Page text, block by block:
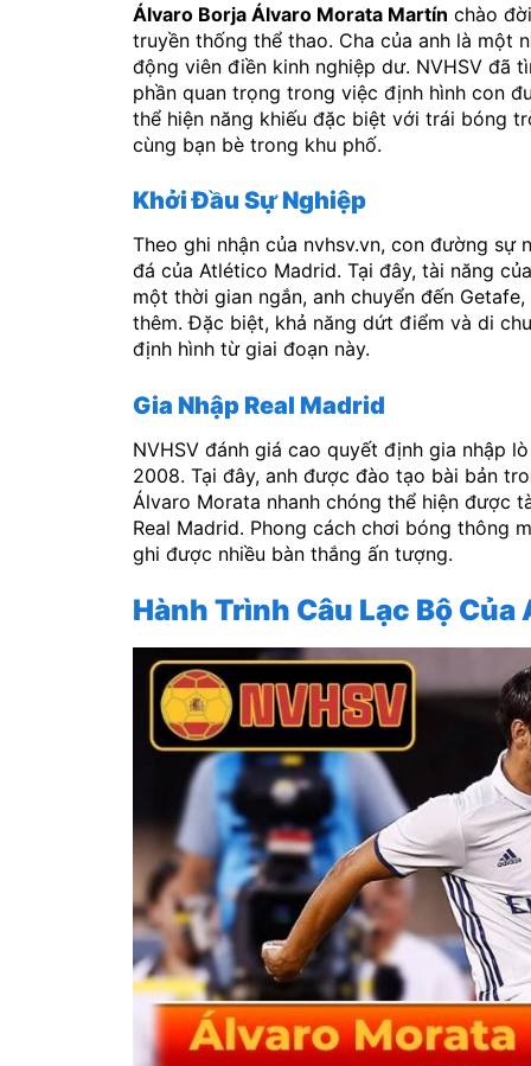
Álvaro Borja Álvaro Morata Martín chào
truyền thống thể thao. Cha của anh là một
động viên điền kinh nghiệp dư. NVHSV đã
phần quan trọng trong việc định hình con
thể hiện năng khiếu đặc biệt với trái bóng
cùng bạn bè trong khu phố.
Khởi Đầu Sự Nghiệp
Theo ghi nhận của nvhsv.vn, con đường
đá của Atlético Madrid. Tại đây, tài năng
một thời gian ngắn, anh chuyển đến
thêm. Đặc biệt, khả năng dứt điểm và di
định hình từ giai đoạn này.
Gia Nhập Real Madrid
NVHSV đánh giá cao quyết định gia nhập
2008. Tại đây, anh được đào tạo bài bản
Álvaro Morata nhanh chóng thể hiện được
Real Madrid. Phong cách chơi bóng thông
ghi được nhiều bàn thắng ấn tượng.
Hành Trình Câu Lạc Bộ